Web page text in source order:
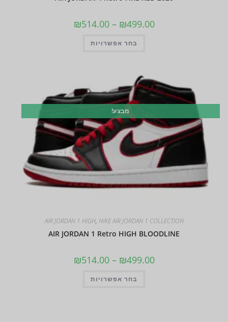
₪499.00
–
₪514.00
בחר אפשרויות
מבצע!
AIR JORDAN 1 HIGH, NIKE AIR JORDAN 1 COLLECTION
AIR JORDAN 1 Retro HIGH BLOODLINE
₪499.00
–
₪514.00
בחר אפשרויות